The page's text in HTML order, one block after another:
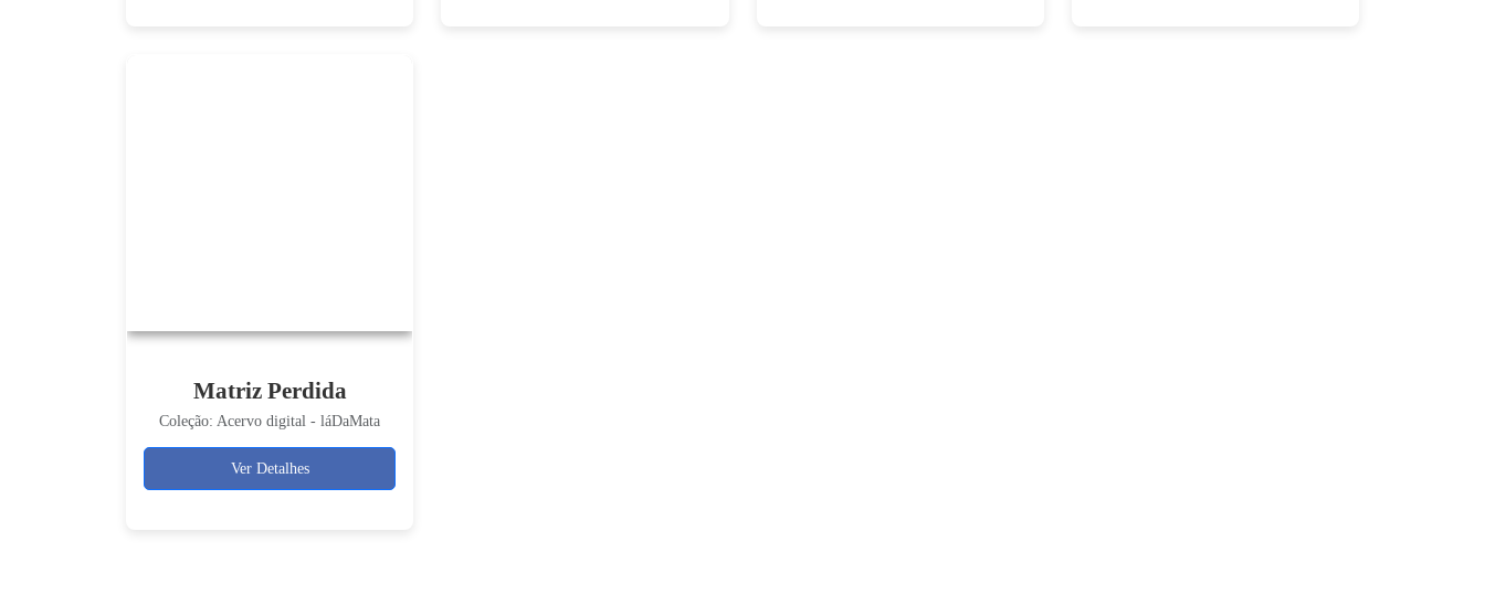
Matriz Perdida
Coleção: Acervo digital - láDaMata
Ver Detalhes